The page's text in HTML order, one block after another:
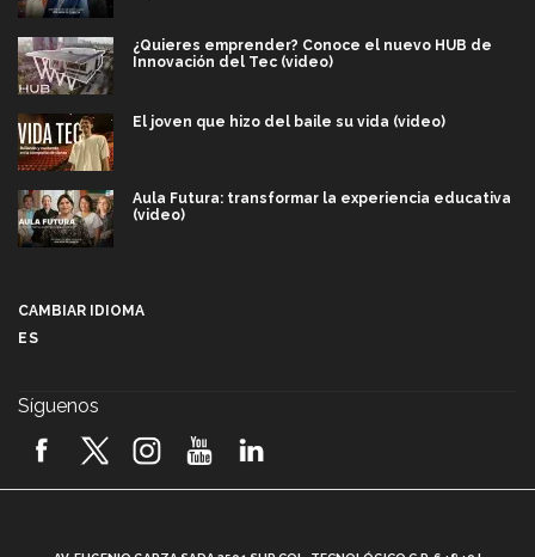
¿Quieres emprender? Conoce el nuevo HUB de
Innovación del Tec (video)
El joven que hizo del baile su vida (video)
Aula Futura: transformar la experiencia educativa
(video)
2026! (video)
CAMBIAR IDIOMA
ES
Síguenos